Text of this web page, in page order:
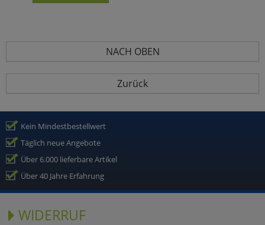
NACH OBEN
Zurück
Kein Mindestbestellwert
Täglich neue Angebote
Über 6.000 lieferbare Artikel
Über 40 Jahre Erfahrung
WIDERRUF